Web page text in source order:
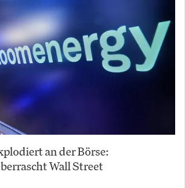
an der Börse:
Wall Street